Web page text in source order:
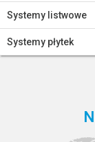
Systemy listwowe
Systemy płytek